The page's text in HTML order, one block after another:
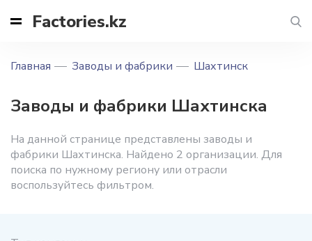
Factories.kz
Главная Заводы и фабрики Шахтинск
Заводы и фабрики Шахтинска
На данной странице представлены заводы и
фабрики Шахтинска. Найдено 2 организации. Для
поиска по нужному региону или отрасли
воспользуйтесь фильтром.